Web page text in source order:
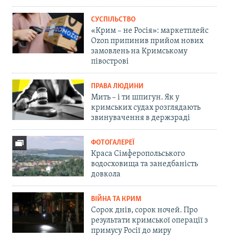
СУСПІЛЬСТВО
«Крим – не Росія»: маркетплейс
Ozon припинив прийом нових
замовлень на Кримському
півострові
ПРАВА ЛЮДИНИ
Мить – і ти шпигун. Як у
кримських судах розглядають
звинувачення в держзраді
ФОТОГАЛЕРЕЇ
Краса Сімферопольського
водосховища та занедбаність
довкола
ВІЙНА ТА КРИМ
Сорок днів, сорок ночей. Про
результати кримської операції з
примусу Росії до миру